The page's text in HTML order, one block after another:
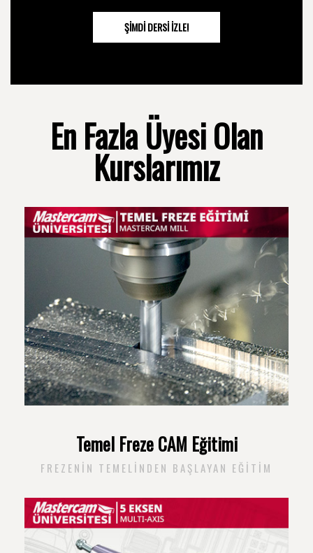
ŞIMDI DERSI İZLE!
En Fazla Üyesi Olan
Kurslarımız
Temel Freze CAM Eğitimi
FREZENIN TEMELINDEN BAŞLAYAN EĞITIM